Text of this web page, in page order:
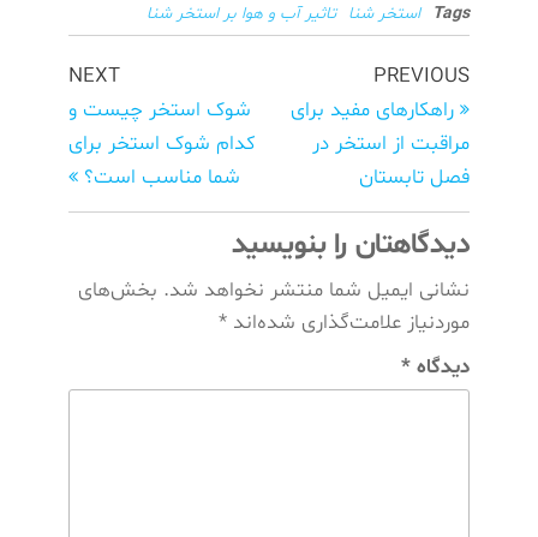
Tags
استخر شنا تاثیر آب و هوا بر استخر شنا
راهبری
نوشته‌ها
Previous
Post
PREVIOUS
راهکارهای مفید برای
مراقبت از استخر در
فصل تابستان
NEXT
شوک استخر چیست و
کدام شوک استخر برای
شما مناسب است؟
دیدگاهتان را بنویسید
نشانی ایمیل شما منتشر نخواهد شد. بخش‌های
موردنیاز علامت‌گذاری شده‌اند *
دیدگاه *